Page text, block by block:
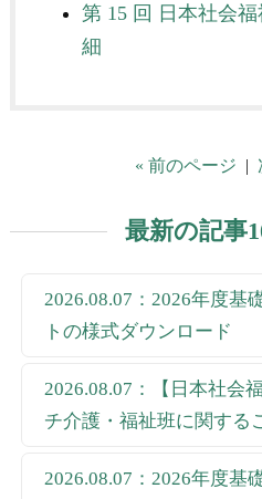
第 15 回 日本社会
細
« 前のページ |
最新の記事
2026.08.07：2026年度
トの様式ダウンロード
2026.08.07：【日本社会
チ介護・福祉班に関する
2026.08.07：2026年度